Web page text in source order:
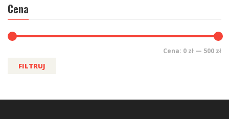
Cena
FILTRUJ
Cena: 0 zł — 500 zł